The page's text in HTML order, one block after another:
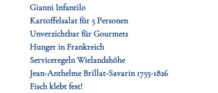
Gianni Infantilo
Kartoffelsalat für 5 Personen
Unverzichtbar für Gourmets
Hunger in Frankreich
Serviceregeln Wielandshöhe
Jean-Anthelme Brillat-Savarin 1755-1826
Fisch klebt fest!